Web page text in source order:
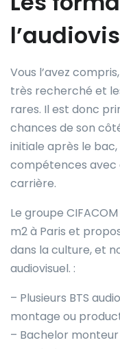
Vous l’avez
très recherché et
rares. Il est donc
chances de son
initiale après le
compétences avec
carrière.
Le groupe
m2 à Paris et
dans la culture, et
audiovisuel. :
– Plusieurs BTS
montage ou
– Bachelor